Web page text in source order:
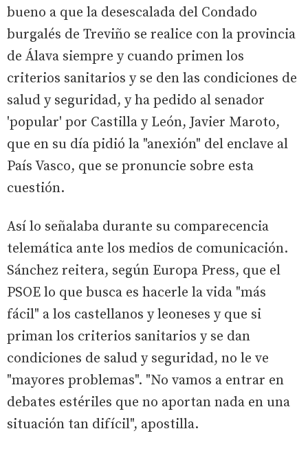
bueno a que la desescalada del Condado
burgalés de Treviño se realice con la provincia
de Álava siempre y cuando primen los
criterios sanitarios y se den las condiciones de
salud y seguridad, y ha pedido al senador
'popular' por Castilla y León, Javier Maroto,
que en su día pidió la "anexión" del enclave al
País Vasco, que se pronuncie sobre esta
cuestión.
Así lo señalaba durante su comparecencia
telemática ante los medios de comunicación.
Sánchez reitera, según Europa Press, que el
PSOE lo que busca es hacerle la vida "más
fácil" a los castellanos y leoneses y que si
priman los criterios sanitarios y se dan
condiciones de salud y seguridad, no le ve
"mayores problemas". "No vamos a entrar en
debates estériles que no aportan nada en una
situación tan difícil", apostilla.